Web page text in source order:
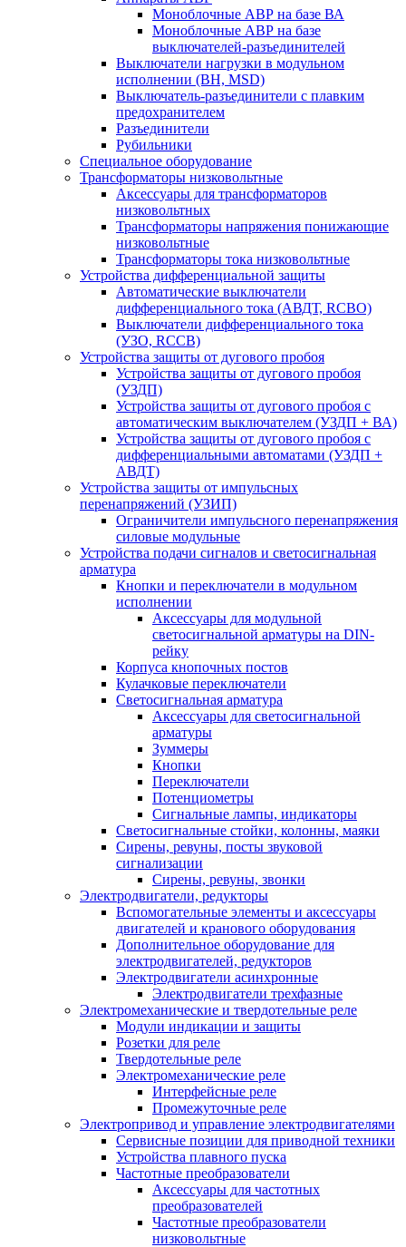
Моноблочные АВР на базе ВА
Моноблочные АВР на базе
выключателей-разъединителей
Выключатели нагрузки в модульном
исполнении (ВН, MSD)
Выключатель-разъединители с плавким
предохранителем
Разъединители
Рубильники
Специальное оборудование
Трансформаторы низковольтные
Аксессуары для трансформаторов
низковольтных
Трансформаторы напряжения понижающие
низковольтные
Трансформаторы тока низковольтные
Устройства дифференциальной защиты
Автоматические выключатели
дифференциального тока (АВДТ, RCBO)
Выключатели дифференциального тока
(УЗО, RCCB)
Устройства защиты от дугового пробоя
Устройства защиты от дугового пробоя
(УЗДП)
Устройства защиты от дугового пробоя с
автоматическим выключателем (УЗДП + ВА)
Устройства защиты от дугового пробоя с
дифференциальными автоматами (УЗДП +
АВДТ)
Устройства защиты от импульсных
перенапряжений (УЗИП)
Ограничители импульсного перенапряжения
силовые модульные
Устройства подачи сигналов и светосигнальная
арматура
Кнопки и переключатели в модульном
исполнении
Аксессуары для модульной
светосигнальной арматуры на DIN-
рейку
Корпуса кнопочных постов
Кулачковые переключатели
Светосигнальная арматура
Аксессуары для светосигнальной
арматуры
Зуммеры
Кнопки
Переключатели
Потенциометры
Сигнальные лампы, индикаторы
Светосигнальные стойки, колонны, маяки
Сирены, ревуны, посты звуковой
сигнализации
Сирены, ревуны, звонки
Электродвигатели, редукторы
Вспомогательные элементы и аксессуары
двигателей и кранового оборудования
Дополнительное оборудование для
электродвигателей, редукторов
Электродвигатели асинхронные
Электродвигатели трехфазные
Электромеханические и твердотельные реле
Модули индикации и защиты
Розетки для реле
Твердотельные реле
Электромеханические реле
Интерфейсные реле
Промежуточные реле
Электропривод и управление электродвигателями
Сервисные позиции для приводной техники
Устройства плавного пуска
Частотные преобразователи
Аксессуары для частотных
преобразователей
Частотные преобразователи
низковольтные